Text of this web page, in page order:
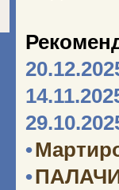
•
•